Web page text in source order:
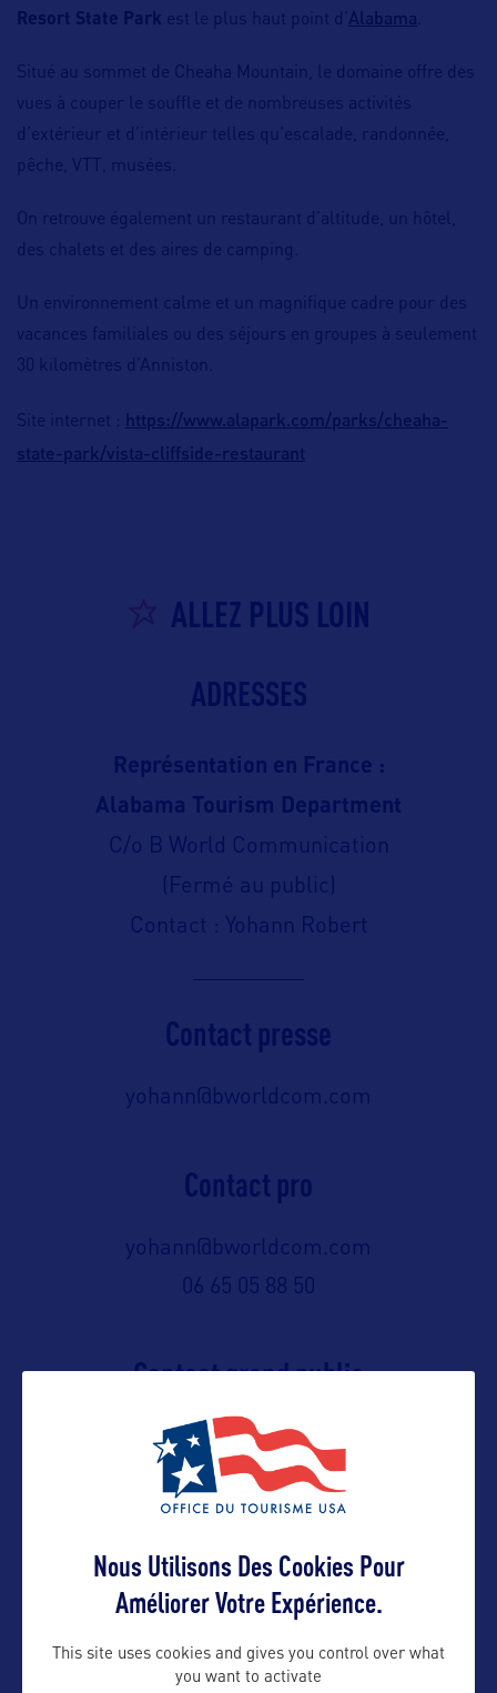
Resort State Park est le plus haut point d’ Alabama
Situé au sommet de Cheaha Mountain, le domaine offre des
vues à couper le souffle et de nombreuses activités
d’extérieur et d’intérieur telles qu’escalade, randonnée,
pêche, VTT, musées.
On retrouve également un restaurant d’altitude, un hôtel,
des chalets et des aires de camping.
Un environnement calme et un magnifique cadre pour des
vacances familiales ou des séjours en groupes à seulement
30 kilomètres d’Anniston.
Site internet : https://www.alapark.com/parks/cheaha-
state-park/vista-cliffside-restaurant
ALLEZ PLUS LOIN
ADRESSES
Représentation en France :
Alabama Tourism Department
C/o B World Communication
(Fermé au public)
Contact : Yohann Robert
Contact presse
yohann@bworldcom.com
Contact pro
yohann@bworldcom.com
06 65 05 88 50
Contact grand public
yohann@bworldcom.com
Suivre
Nous Utilisons Des Cookies Pour
Améliorer Votre Expérience.
This site uses cookies and gives you control over what
you want to activate